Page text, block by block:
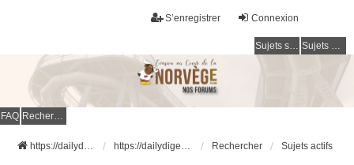
Connexion
S’enregistrer
Sujets sans réponse Sujets actifs
FAQ Rechercher
https://dailydigesthub.com https://dailydigesthub.com Rechercher Sujets actifs